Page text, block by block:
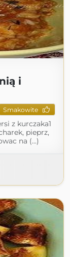
i
Smakowite
z kurczaka1
pieprz,
na (...)